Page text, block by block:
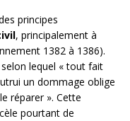
principes
, principalement à
1382 à 1386).
selon lequel « tout fait
un dommage oblige
réparer ». Cette
pourtant de